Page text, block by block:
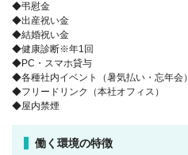
◆弔慰金
◆出産祝い金
◆結婚祝い金
◆健康診断※年1回
◆PC・スマホ貸与
◆各種社内イベント（暑気払い・忘年会）
◆フリードリンク（本社オフィス）
◆屋内禁煙
働く環境の特徴